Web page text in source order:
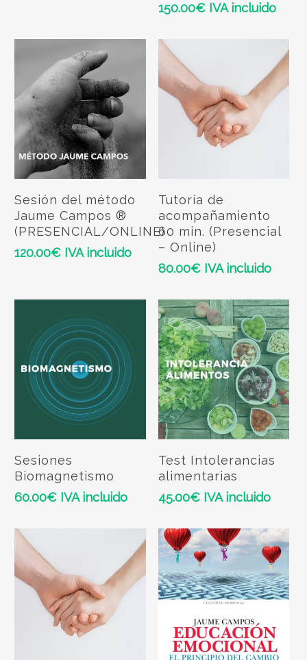
150.00€ IVA incluido
Add To Cart
Sesión del método
Jaume Campos ®
(PRESENCIAL/ONLINE)
120.00€ IVA incluido
Add To Cart
Tutoría de
acompañamiento
60 min. (Presencial
– Online)
80.00€ IVA incluido
Sesiones
Biomagnetismo
60.00€ IVA incluido
Add To Cart
Test Intolerancias
alimentarias
45.00€ IVA incluido